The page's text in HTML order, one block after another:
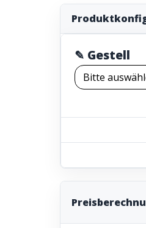
✎ Gestell